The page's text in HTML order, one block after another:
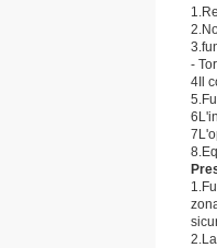
-
4Il